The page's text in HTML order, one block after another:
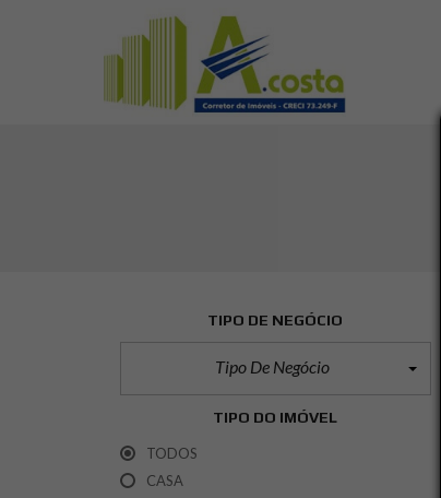
TIPO DE NEGÓCIO
Tipo De Negócio
TIPO DO IMÓVEL
TODOS
CASA